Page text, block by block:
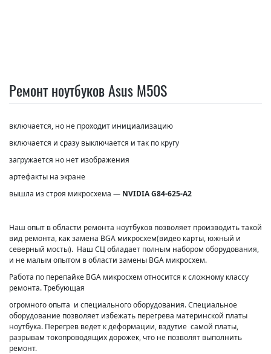
Ремонт ноутбуков Asus M50S
включается, но не проходит инициализацию
включается и сразу выключается и так по кругу
загружается но нет изображения
артефакты на экране
вышла из строя микросхема — NVIDIA G84-625-A2
Наш опыт в области ремонта ноутбуков позволяет производить такой
вид ремонта, как замена BGA микросхем(видео карты, южный и
северный мосты). Наш СЦ обладает полным набором оборудования,
и не малым опытом в области замены BGA микросхем.
Работа по перепайке BGA микросхем относится к сложному классу
ремонта. Требующая
огромного опыта и специального оборудования. Специальное
оборудование позволяет избежать перегрева материнской платы
ноутбука. Перегрев ведет к деформации, вздутие самой платы,
разрывам токопроводящих дорожек, что не позволят выполнить
ремонт.